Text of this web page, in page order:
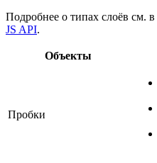
Подробнее о типах слоёв см. в
JS API.
Объекты
Пробки